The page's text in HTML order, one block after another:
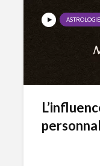
ASTROLOGIE